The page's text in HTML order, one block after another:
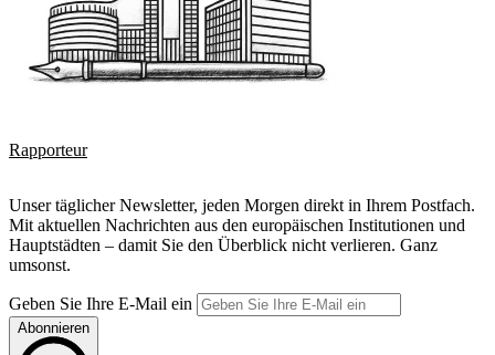
Rapporteur
Unser täglicher Newsletter, jeden Morgen direkt in Ihrem Postfach.
Mit aktuellen Nachrichten aus den europäischen Institutionen und
Hauptstädten – damit Sie den Überblick nicht verlieren. Ganz
umsonst.
Geben Sie Ihre E-Mail ein
Abonnieren